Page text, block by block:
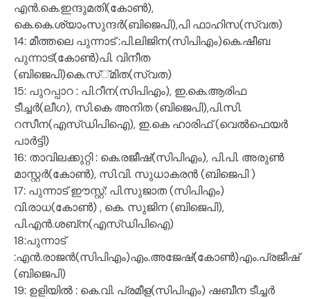
എൻ.കെ.ഇന്ദുമതി(കോൺ),
കെ.കെ.ശ്യാംസുന്ദർ(ബിജെപി),പി ഫാഹിസ(സ്വത)
14: മീത്തലെ പുന്നാട് :പി.ലിജിന(സിപിഎം)കെ.ഷീബ
പുന്നാട്(കോൺ)പി. വിനീത
(ബിജെപി)കെ.സ്്മിത(സ്വത)
15: പുറപ്പാറ : പി.റീന(സിപിഎം), ഇ.കെ.ആരിഫ
ടീച്ചർ(ലീഗ), സി.കെ അനിത (ബിജെപി),പി.സി.
റസീന(എസ്ഡിപിഐ), ഇ.കെ ഹാരിഫ് (വെൽഫെയർ
പാർട്ടി)
16: താവിലക്കുറ്റി : കെ.രജീഷ്(സിപിഎം), പി.പി. അരുൺ
മാസ്റ്റർ(കോൺ), സി.വി. സുധാകരൻ (ബിജെപി )
17: പുന്നാട് ഈസ്റ്റ്: പി.സുജാത (സിപിഎം)
വി.രാധ(കോൺ) , കെ. സുജിന (ബിജെപി),
പി.എൻ.ശബ്‌ന(എസ്ഡിപിഐ)
18:പുന്നാട്
:എൻ.രാജൻ(സിപിഎം)എം.അജേഷ്(കോൺ)എം.പ്രജീഷ്
(ബിജെപി)
19: ഉളിയിൽ : കെ.വി. പ്രമീള(സിപിഎം) ഷബീന ടീച്ചർ